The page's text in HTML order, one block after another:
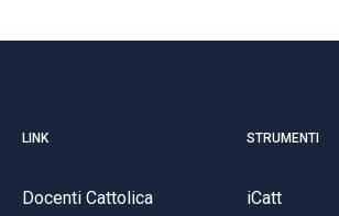
LINK
Docenti Cattolica
STRUMENTI
iCatt